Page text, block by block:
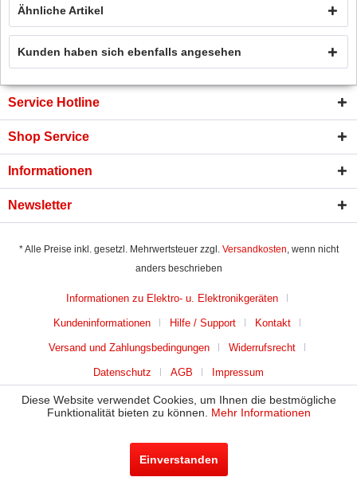
Ähnliche Artikel
Kunden haben sich ebenfalls angesehen
Service Hotline
Shop Service
Informationen
Newsletter
* Alle Preise inkl. gesetzl. Mehrwertsteuer zzgl. Versandkosten, wenn nicht
anders beschrieben
Informationen zu Elektro- u. Elektronikgeräten
Kundeninformationen Hilfe / Support Kontakt
Versand und Zahlungsbedingungen Widerrufsrecht
Datenschutz AGB Impressum
Diese Website verwendet Cookies, um Ihnen die bestmögliche
Funktionalität bieten zu können. Mehr Informationen
Einverstanden